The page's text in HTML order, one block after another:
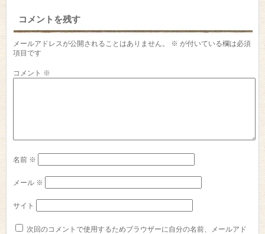
コメントを残す
メールアドレスが公開されることはありません。 ※ が付いている欄は必須
項目です
コメント ※
名前 ※
メール ※
サイト
次回のコメントで使用するためブラウザーに自分の名前、メールアド